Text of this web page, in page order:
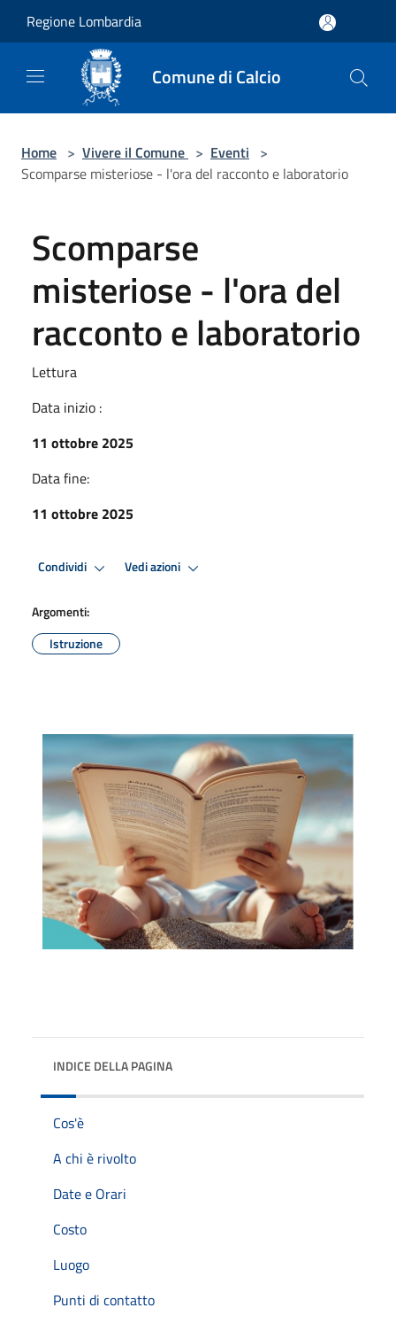
Regione Lombardia
Comune di Calcio
Home > Vivere il Comune > Eventi >
Scomparse misteriose - l'ora del racconto e laboratorio
Scomparse
misteriose - l'ora del
racconto e laboratorio
Lettura
Data inizio :
11 ottobre 2025
Data fine:
11 ottobre 2025
Condividi Vedi azioni
Argomenti:
Istruzione
INDICE DELLA PAGINA
Cos'è
A chi è rivolto
Date e Orari
Costo
Luogo
Punti di contatto